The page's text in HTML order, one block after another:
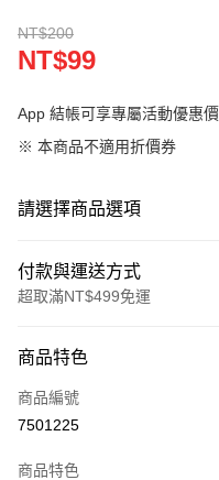
NT$200
NT$99
App 結帳可享專屬活動優惠價
※ 本商品不適用折價券
請選擇商品選項
付款與運送方式
超取滿NT$499免運
信用卡一次付款
超商取貨付款
商品特色
商品編號
7501225
商品特色